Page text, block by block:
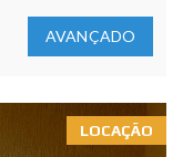
AVANÇADO
LOCAÇÃO